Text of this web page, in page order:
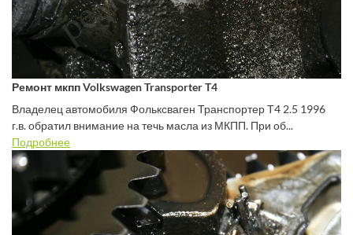
Ремонт мкпп Volkswagen Transporter T4
Владелец автомобиля Фольксваген Транспортер Т4 2.5 1996
г.в. обратил внимание на течь масла из МКПП. При об...
Подробнее